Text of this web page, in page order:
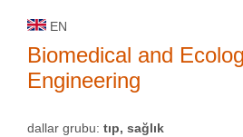
EN
Biomedical and
Engineering
dallar grubu: tıp, sağlık